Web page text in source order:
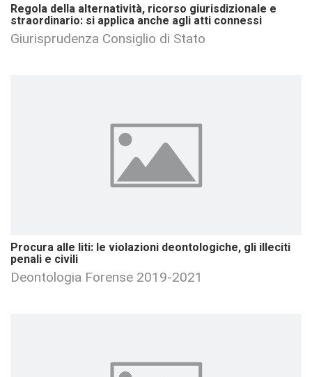
Regola della alternatività, ricorso giurisdizionale e
straordinario: si applica anche agli atti connessi
Giurisprudenza Consiglio di Stato
Procura alle liti: le violazioni deontologiche, gli illeciti
penali e civili
Deontologia Forense 2019-2021